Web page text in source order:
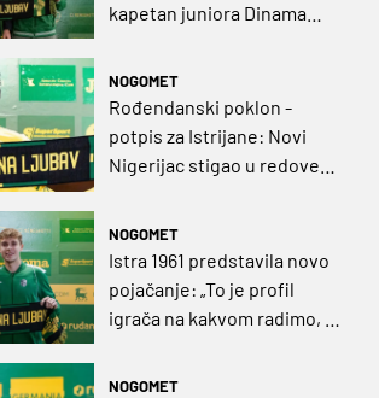
kapetan juniora Dinama
projekt”
NOGOMET
Rođendanski poklon -
potpis za Istrijane: Novi
Nigerijac stigao u redove
NOGOMET
Istra 1961 predstavila novo
pojačanje: „To je profil
igrača na kakvom radimo, a
NOGOMET